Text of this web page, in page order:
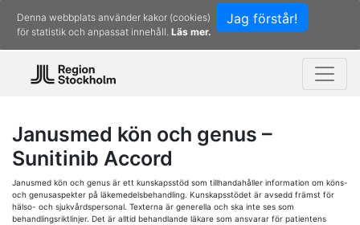
Jag förstår!
Denna webbplats använder kakor (cookies)
för statistik och anpassat innehåll. Läs mer.
Janusmed kön och genus –
Sunitinib Accord
Janusmed kön och genus är ett kunskapsstöd som tillhandahåller information om köns-
och genusaspekter på läkemedelsbehandling. Kunskapsstödet är avsedd främst för
hälso- och sjukvårdspersonal. Texterna är generella och ska inte ses som
behandlingsriktlinjer. Det är alltid behandlande läkare som ansvarar för patientens